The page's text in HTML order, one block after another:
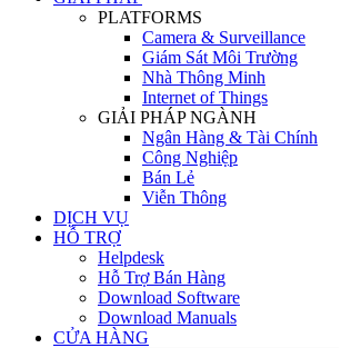
PLATFORMS
Camera & Surveillance
Giám Sát Môi Trường
Nhà Thông Minh
Internet of Things
GIẢI PHÁP NGÀNH
Ngân Hàng & Tài Chính
Công Nghiệp
Bán Lẻ
Viễn Thông
DỊCH VỤ
HỖ TRỢ
Helpdesk
Hỗ Trợ Bán Hàng
Download Software
Download Manuals
CỬA HÀNG